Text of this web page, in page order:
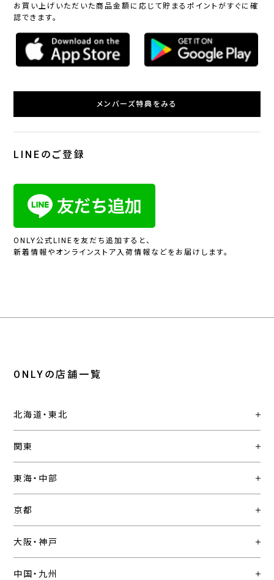
お買い上げいただいた商品金額に応じて貯まるポイントがすぐに確
認できます。
メンバーズ特典をみる
LINEのご登録
ONLY公式LINEを友だち追加すると、
新着情報やオンラインストア入荷情報などをお届けします。
ONLYの店舗一覧
北海道・東北
関東
東海・中部
京都
大阪・神戸
中国・九州